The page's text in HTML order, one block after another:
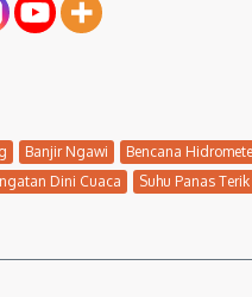
Banjir Ngawi Bencana
Dini Cuaca Suhu Panas Terik